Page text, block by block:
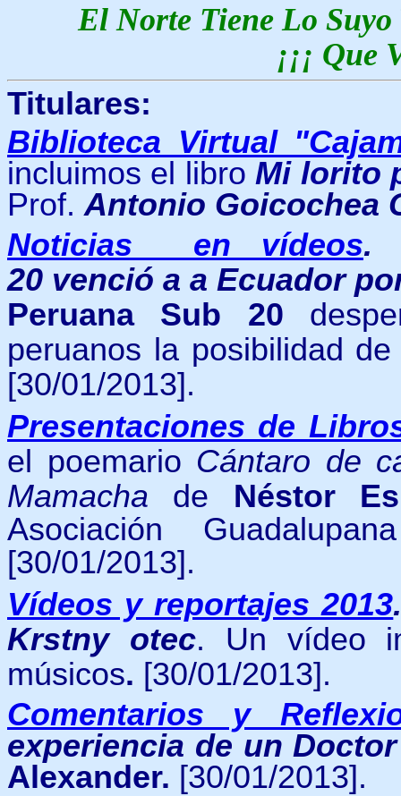
El Norte Tiene Lo
¡¡¡
Titulares:
Biblioteca Virtual
incluimos el libro Mi lorito
Prof. Antonio Goicochea
Noticias en vídeos
20 venció a a Ecuador
Peruana Sub 20
peruanos la posibilidad
[30/01/2013].
Presentaciones de
el poemario Cántaro de
Mamacha de Néstor
Asociación Guadalupana
[30/01/2013].
Vídeos y reportajes 2013
Krstny otec. Un vídeo
músicos. [30/01/2013].
Comentarios y
experiencia de un
Alexander. [30/01/2013].